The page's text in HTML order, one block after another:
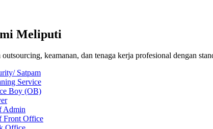
Meliputi
keamanan, dan tenaga kerja profesional dengan
Satpam
Service
Boy (OB)
Admin
Front Office